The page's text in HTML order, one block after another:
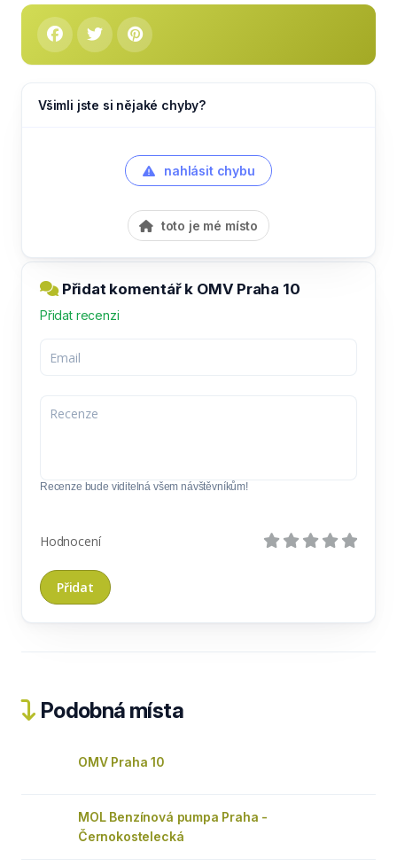
Všimli jste si nějaké chyby?
nahlásit chybu
toto je mé místo
Přidat komentář k OMV Praha 10
Přidat recenzi
Recenze bude viditelná všem návštěvníkům!
Hodnocení
Podobná místa
OMV Praha 10
MOL Benzínová pumpa Praha -
Černokostelecká